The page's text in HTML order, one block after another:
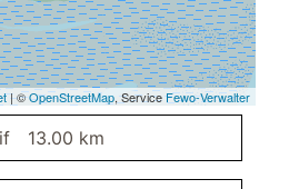
| ©OpenStreetMap, ServiceFewo-Verwalter
13.00 km